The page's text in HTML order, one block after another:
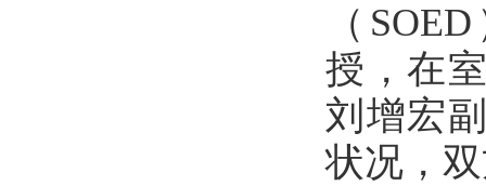
（
授，在
刘增宏
状况，